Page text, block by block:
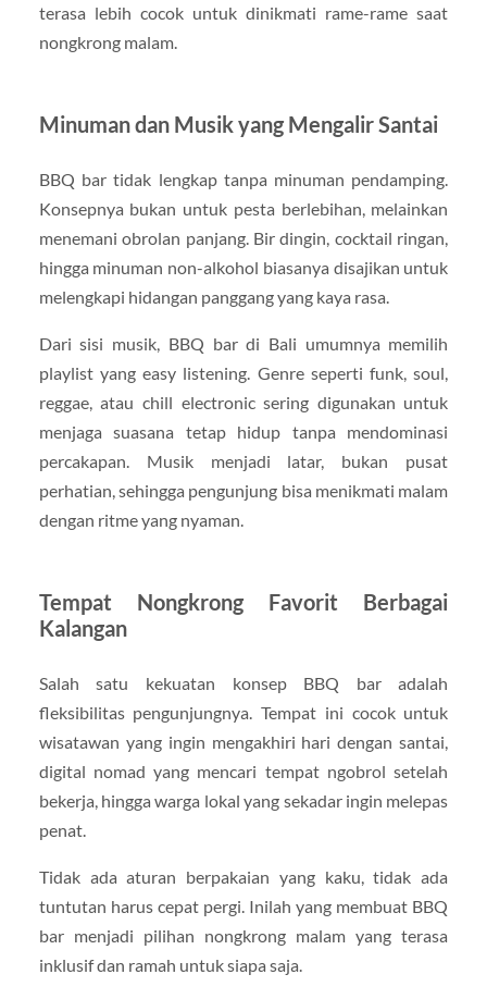
terasa lebih cocok untuk dinikmati rame-rame saat
nongkrong malam.
Minuman dan Musik yang Mengalir Santai
BBQ bar tidak lengkap tanpa minuman pendamping.
Konsepnya bukan untuk pesta berlebihan, melainkan
menemani obrolan panjang. Bir dingin, cocktail ringan,
hingga minuman non-alkohol biasanya disajikan untuk
melengkapi hidangan panggang yang kaya rasa.
Dari sisi musik, BBQ bar di Bali umumnya memilih
playlist yang easy listening. Genre seperti funk, soul,
reggae, atau chill electronic sering digunakan untuk
menjaga suasana tetap hidup tanpa mendominasi
percakapan. Musik menjadi latar, bukan pusat
perhatian, sehingga pengunjung bisa menikmati malam
dengan ritme yang nyaman.
Tempat Nongkrong Favorit Berbagai
Kalangan
Salah satu kekuatan konsep BBQ bar adalah
fleksibilitas pengunjungnya. Tempat ini cocok untuk
wisatawan yang ingin mengakhiri hari dengan santai,
digital nomad yang mencari tempat ngobrol setelah
bekerja, hingga warga lokal yang sekadar ingin melepas
penat.
Tidak ada aturan berpakaian yang kaku, tidak ada
tuntutan harus cepat pergi. Inilah yang membuat BBQ
bar menjadi pilihan nongkrong malam yang terasa
inklusif dan ramah untuk siapa saja.